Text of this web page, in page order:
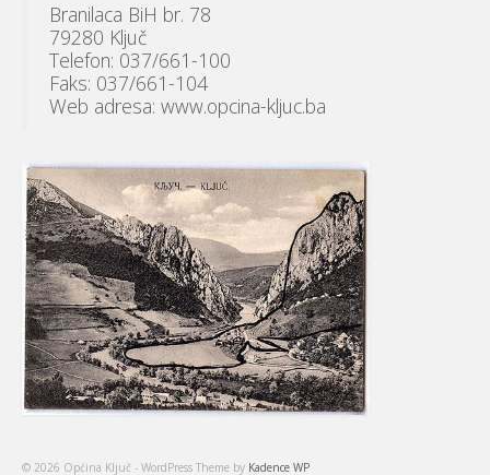
Branilaca BiH br. 78
79280 Ključ
Telefon: 037/661-100
Faks: 037/661-104
Web adresa: www.opcina-kljuc.ba
© 2026 Općina Ključ - WordPress Theme by Kadence WP